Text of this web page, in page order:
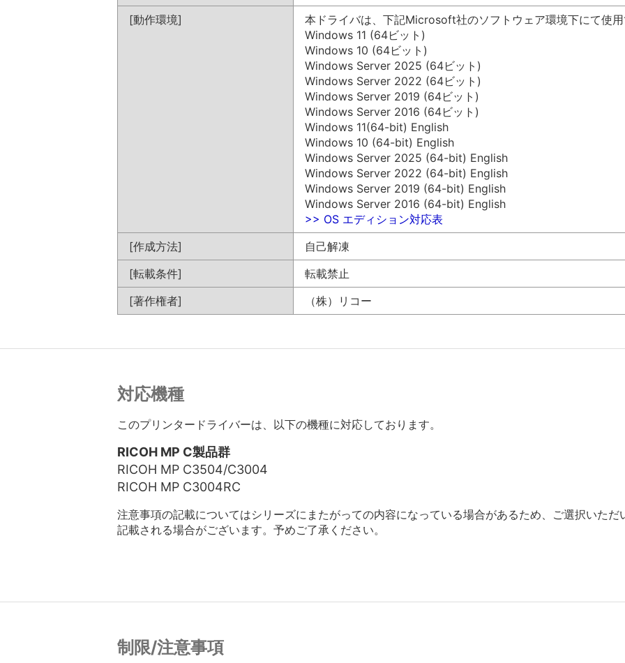
[動作環境]
本ドライバは、下記Microsoft社のソフトウェア環境下にて使用
Windows 11 (64ビット)
Windows 10 (64ビット)
Windows Server 2025 (64ビット)
Windows Server 2022 (64ビット)
Windows Server 2019 (64ビット)
Windows Server 2016 (64ビット)
Windows 11(64-bit) English
Windows 10 (64-bit) English
Windows Server 2025 (64-bit) English
Windows Server 2022 (64-bit) English
Windows Server 2019 (64-bit) English
Windows Server 2016 (64-bit) English
>> OS エディション対応表
[作成方法]
自己解凍
[転載条件]
転載禁止
[著作権者]
（株）リコー
対応機種
このプリンタードライバーは、以下の機種に対応しております。
RICOH MP C製品群
RICOH MP C3504/C3004
RICOH MP C3004RC
注意事項の記載についてはシリーズにまたがっての内容になっている場合があるため、ご選択いた
記載される場合がございます。予めご了承ください。
制限/注意事項